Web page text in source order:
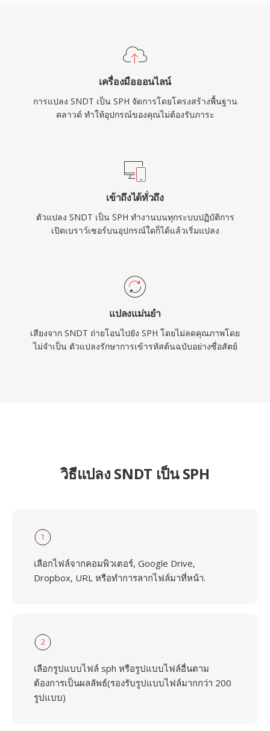
เครื่องมือออนไลน์
การแปลง SNDT เป็น SPH จัดการโดยโครงสร้างพื้นฐาน
คลาวด์ ทำให้อุปกรณ์ของคุณไม่ต้องรับภาระ
เข้าถึงได้ทั่วถึง
ตัวแปลง SNDT เป็น SPH ทำงานบนทุกระบบปฏิบัติการ
เปิดเบราว์เซอร์บนอุปกรณ์ใดก็ได้แล้วเริ่มแปลง
แปลงแม่นยำ
เสียงจาก SNDT ถ่ายโอนไปยัง SPH โดยไม่ลดคุณภาพโดย
ไม่จำเป็น ตัวแปลงรักษาการเข้ารหัสต้นฉบับอย่างซื่อสัตย์
วิธีแปลง SNDT เป็น SPH
1
เลือกไฟล์จากคอมพิวเตอร์, Google Drive,
Dropbox, URL หรือทำการลากไฟล์มาที่หน้า.
2
เลือกรูปแบบไฟล์ sph หรือรูปแบบไฟล์อื่นตาม
ต้องการเป็นผลลัพธ์(รองรับรูปแบบไฟล์มากกว่า 200
รูปแบบ)